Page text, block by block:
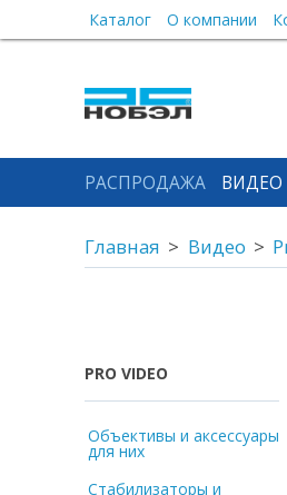
Каталог О компании
РАСПРОДАЖА ВИДЕО
Главная Видео
PRO VIDEO
Объективы и аксессуары
для них
Стабилизаторы и